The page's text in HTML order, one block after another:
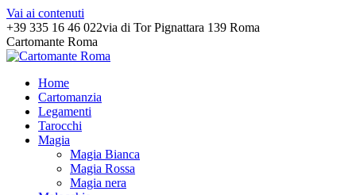
Vai ai contenuti
+39 335 16 46 022via di Tor Pignattara 139 Roma
Cartomante Roma
Home
Cartomanzia
Legamenti
Tarocchi
Magia
Magia Bianca
Magia Rossa
Magia nera